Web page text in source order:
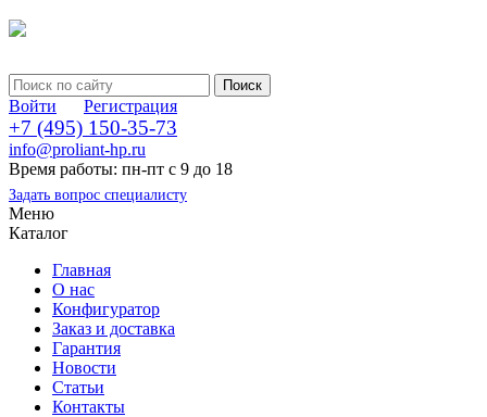
Войти Регистрация
+7 (495) 150-35-73
info@proliant-hp.ru
Время работы: пн-пт с 9 до 18
Задать вопрос специалисту
Меню
Каталог
Главная
О нас
Конфигуратор
Заказ и доставка
Гарантия
Новости
Статьи
Контакты